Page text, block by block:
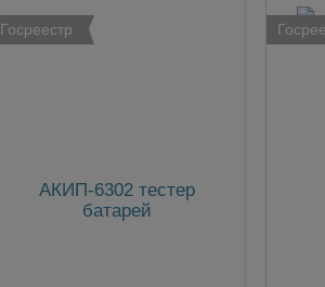
Госреестр
АКИП-6302 тестер
батарей